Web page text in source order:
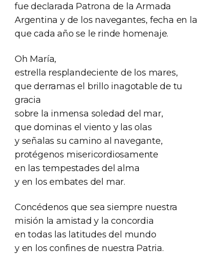
fue declarada Patrona de la Armada
Argentina y de los navegantes, fecha en la
que cada año se le rinde homenaje.
Oh María,
estrella resplandeciente de los mares,
que derramas el brillo inagotable de tu
gracia
sobre la inmensa soledad del mar,
que dominas el viento y las olas
y señalas su camino al navegante,
protégenos misericordiosamente
en las tempestades del alma
y en los embates del mar.
Concédenos que sea siempre nuestra
misión la amistad y la concordia
en todas las latitudes del mundo
y en los confines de nuestra Patria.